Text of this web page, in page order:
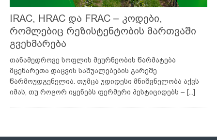
IRAC, HRAC და FRAC – კოდები,
რომლებიც რეზისტენტობის მართვაში
გვეხმარება
თანამედროვე სოფლის მეურნეობის წარმატება
მცენარეთა დაცვის საშუალებების გარეშე
წარმოუდგენელია. თუმცა უდიდესი მნიშვნელობა აქვს
იმას, თუ როგორ იყენებს ფერმერი პესტიციდებს – [...]